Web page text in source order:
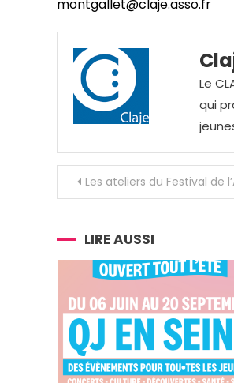
montgallet@claje.asso.fr
Le
qui
Navigation
de
l’article
Les ateliers du Festival de
LIRE AUSSI